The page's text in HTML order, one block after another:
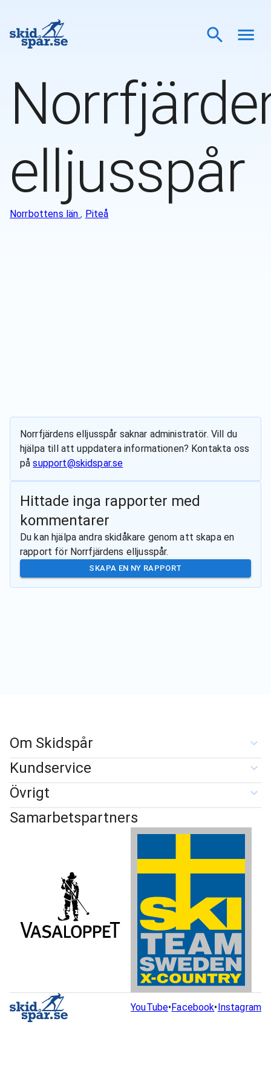
elljusspår
Norrbottens län, Piteå
Norrfjärdens elljusspår saknar administratör. Vill du
hjälpa till att uppdatera informationen? Kontakta oss
på support@skidspar.se
Hittade inga rapporter med
kommentarer
Du kan hjälpa andra skidåkare genom att skapa en
rapport för Norrfjärdens elljusspår.
SKAPA EN NY RAPPORT
Om Skidspår
Kundservice
Övrigt
Samarbetspartners
YouTube•Facebook•Instagram